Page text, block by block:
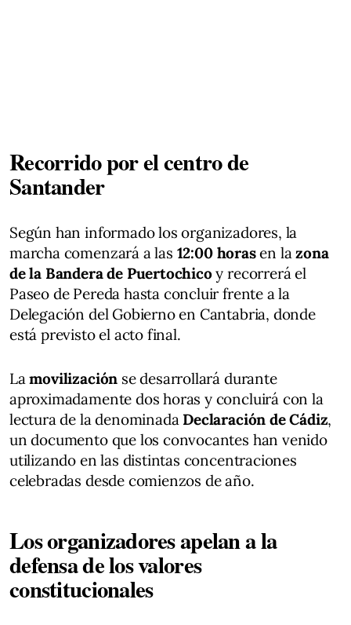
Recorrido por el centro de
Santander
Según han informado los organizadores, la
marcha comenzará a las 12:00 horasen lazona
de la Bandera de Puertochicoy recorrerá el
Paseo de Pereda hasta concluir frente a la
Delegación del Gobierno en Cantabria, donde
está previsto el acto final.
Lamovilización se desarrollará durante
aproximadamente dos horas y concluirá con la
lectura de la denominada Declaración de Cádiz,
un documento que los convocantes han venido
utilizando en las distintas concentraciones
celebradas desde comienzos de año.
Los organizadores apelan a la
defensa de los valores
constitucionales